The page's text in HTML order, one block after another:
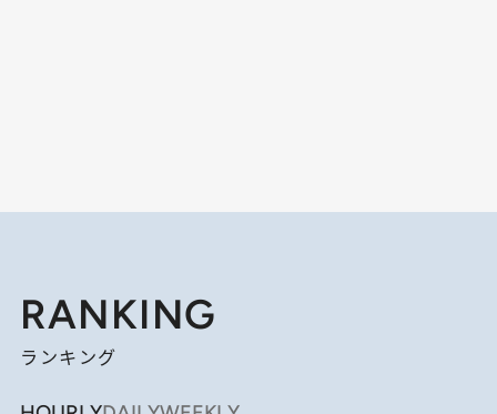
RANKING
ランキング